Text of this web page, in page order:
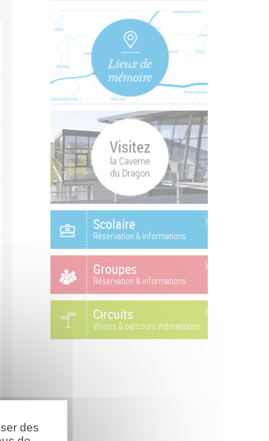
Vertical
Tabs
Scolaire
Réservation & informations
Groupes
Réservation & informations
Circuits
Visites & parcours thématiques
des